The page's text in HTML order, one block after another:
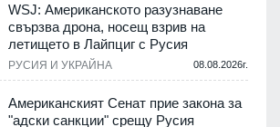
WSJ: Американското разузнаване
свързва дрона, носещ взрив на
летището в Лайпциг с Русия
РУСИЯ И УКРАЙНА 08.08.2026г.
Американският Сенат прие закона за
"адски санкции" срещу Русия